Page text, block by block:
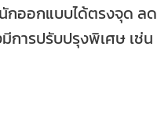
ออกแบบได้ตรงจุด ล
ารปรับปรุงพิเศษ เช่น